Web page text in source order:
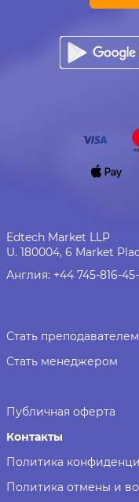
Edtech Market LLP
U. 180004, 6 Market
Англия: +44 745-816-
Публичная оферта
Контакты
Политика
Политика отмены и
Стать преподавателем
Стать менеджером